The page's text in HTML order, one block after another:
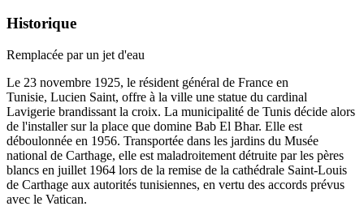
Historique
Remplacée par un jet d'eau
Le 23 novembre 1925, le résident général de France en
Tunisie, Lucien Saint, offre à la ville une statue du cardinal
Lavigerie brandissant la croix. La municipalité de Tunis décide alors
de l'installer sur la place que domine Bab El Bhar. Elle est
déboulonnée en 1956. Transportée dans les jardins du Musée
national de Carthage, elle est maladroitement détruite par les pères
blancs en juillet 1964 lors de la remise de la cathédrale Saint-Louis
de Carthage aux autorités tunisiennes, en vertu des accords prévus
avec le Vatican.